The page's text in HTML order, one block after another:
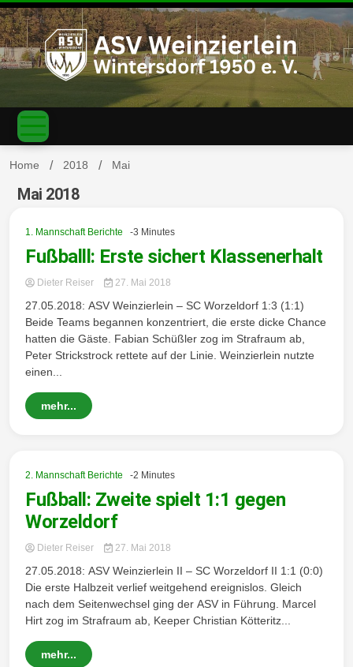
S
k
i
p
c
ASV
Weinzierl
ein-
Wintersd
orf 1950
e. V.
Home 2018 Mai
Mai 2018
1. Mannschaft Berichte -3 Minutes
Fußballl: Erste sichert Klassenerhalt
Dieter Reiser 27. Mai 2018
27.05.2018: ASV Weinzierlein – SC Worzeldorf 1:3 (1:1)
Beide Teams begannen konzentriert, die erste dicke Chance
hatten die Gäste. Fabian Schüßler zog im Strafraum ab,
Peter Strickstrock rettete auf der Linie. Weinzierlein nutzte
einen...
mehr...
2. Mannschaft Berichte -2 Minutes
Fußball: Zweite spielt 1:1 gegen
Worzeldorf
Dieter Reiser 27. Mai 2018
27.05.2018: ASV Weinzierlein II – SC Worzeldorf II 1:1 (0:0)
Die erste Halbzeit verlief weitgehend ereignislos. Gleich
nach dem Seitenwechsel ging der ASV in Führung. Marcel
Hirt zog im Strafraum ab, Keeper Christian Kötteritz...
mehr...